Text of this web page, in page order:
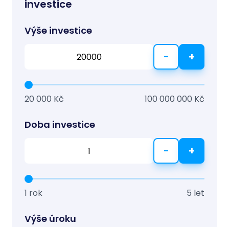
investice
Výše investice
- +
20 000 Kč 100 000 000 Kč
Doba investice
- +
1 rok 5 let
Výše úroku